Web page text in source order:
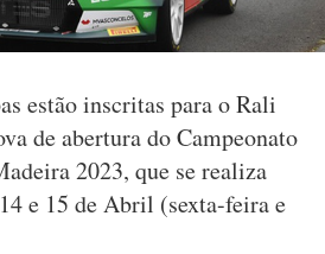
estão inscritas para o Rali
de abertura do Campeonato
2023, que se realiza
e 15 de Abril (sexta-feira e